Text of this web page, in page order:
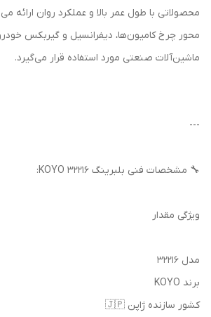
محور چرخ کامیون‌ها، دیفرانسیل و گیربکس
ماشین‌آلات صنعتی مورد استفاده قرار می‌گیرد.
---
🔧 مشخصات فنی بلبرینگ 32216 KOYO:
ویژگی مقدار
مدل 32216
برند KOYO
کشور سازنده ژاپن 🇯🇵